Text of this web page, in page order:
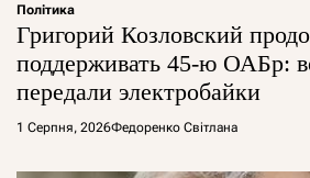
Політика
Григорий Козловский
поддерживать 45-ю ОАБр:
передали электробайки
1 Серпня, 2026Федоренко Світлана